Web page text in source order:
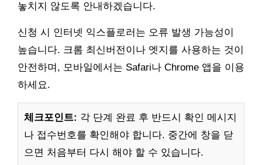
놓치지 않도록 안내하겠습니다.
신청 시 인터넷 익스플로러는 오류 발생 가능성이
높습니다. 크롬 최신버전이나 엣지를 사용하는 것이
안전하며, 모바일에서는 Safari나 Chrome 앱을 이용
하세요.
체크포인트: 각 단계 완료 후 반드시 확인 메시지
나 접수번호를 확인해야 합니다. 중간에 창을 닫
으면 처음부터 다시 해야 할 수 있습니다.